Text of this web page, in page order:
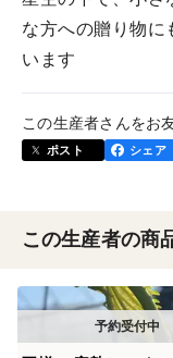
な方への贈り物に
います
この生産者さんをお
ポスト シェア
この生産者の商